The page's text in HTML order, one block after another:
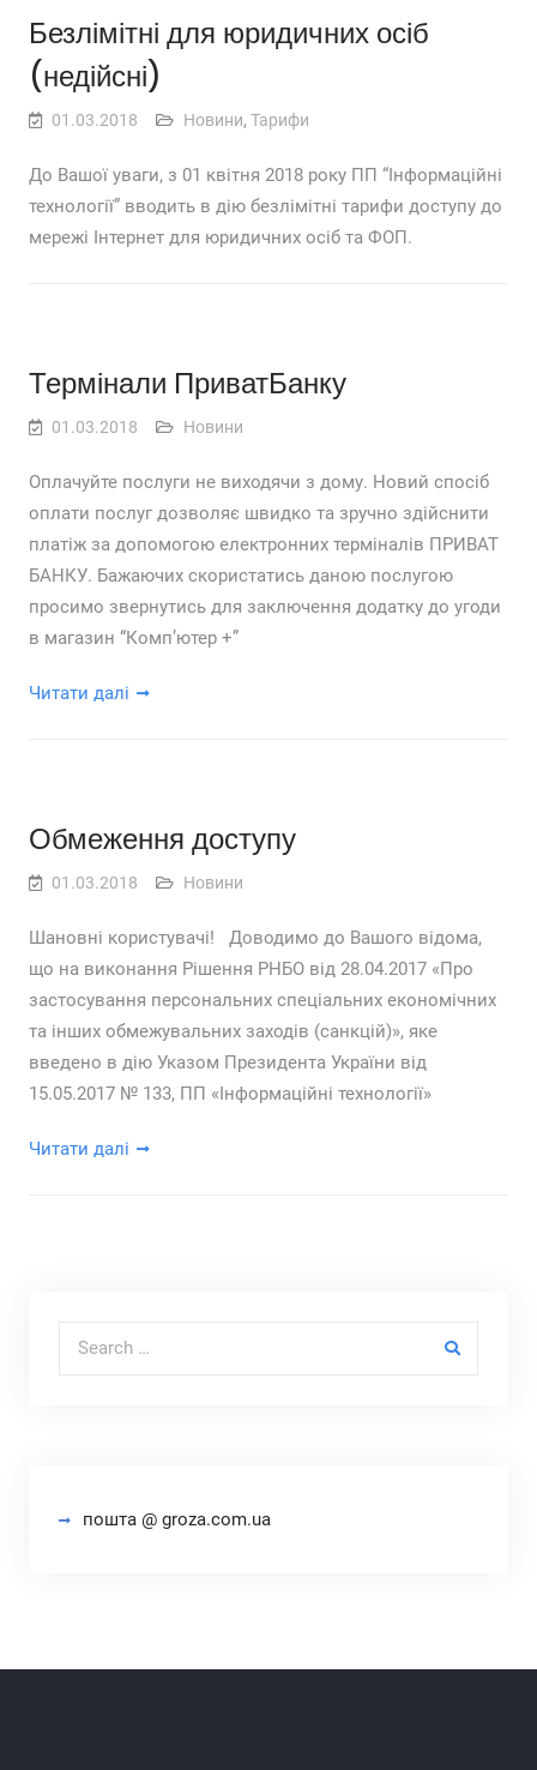
Безлімітні для юридичних осіб
(недійсні)
01.03.2018 Новини, Тарифи
До Вашої уваги, з 01 квітня 2018 року ПП “Інформаційні
технології” вводить в дію безлімітні тарифи доступу до
мережі Інтернет для юридичних осіб та ФОП.
Термінали ПриватБанку
01.03.2018 Новини
Оплачуйте послуги не виходячи з дому. Новий спосіб
оплати послуг дозволяє швидко та зручно здійснити
платіж за допомогою електронних терміналів ПРИВАТ
БАНКУ. Бажаючих скористатись даною послугою
просимо звернутись для заключення додатку до угоди
в магазин “Комп’ютер +”
Читати далі
Обмеження доступу
01.03.2018 Новини
Шановні користувачі! Доводимо до Вашого відома,
що на виконання Рішення РНБО від 28.04.2017 «Про
застосування персональних спеціальних економічних
та інших обмежувальних заходів (санкцій)», яке
введено в дію Указом Президента України від
15.05.2017 № 133, ПП «Інформаційні технології»
Читати далі
Search for:
пошта @ groza.com.ua